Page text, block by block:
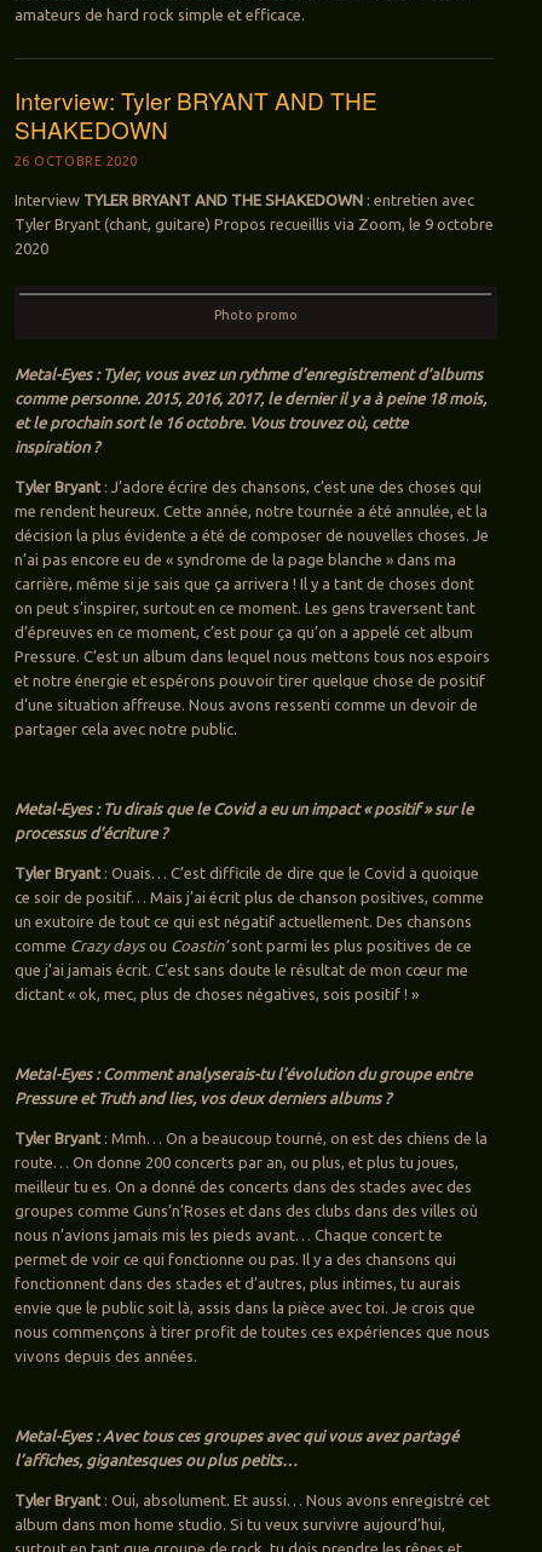
amateurs de hard rock simple et efficace.
Interview: Tyler BRYANT AND THE
SHAKEDOWN
26 OCTOBRE 2020
Interview TYLER BRYANT AND THE SHAKEDOWN : entretien avec
Tyler Bryant (chant, guitare) Propos recueillis via Zoom, le 9 octobre
2020
Photo promo
Metal-Eyes : Tyler, vous avez un rythme d’enregistrement d’albums
comme personne. 2015, 2016, 2017, le dernier il y a à peine 18 mois,
et le prochain sort le 16 octobre. Vous trouvez où, cette
inspiration ?
Tyler Bryant: J’adore écrire des chansons, c’est une des choses qui
me rendent heureux. Cette année, notre tournée a été annulée, et la
décision la plus évidente a été de composer de nouvelles choses. Je
n’ai pas encore eu de « syndrome de la page blanche » dans ma
carrière, même si je sais que ça arrivera ! Il y a tant de choses dont
on peut s’inspirer, surtout en ce moment. Les gens traversent tant
d’épreuves en ce moment, c’est pour ça qu’on a appelé cet album
Pressure. C’est un album dans lequel nous mettons tous nos espoirs
et notre énergie et espérons pouvoir tirer quelque chose de positif
d’une situation affreuse. Nous avons ressenti comme un devoir de
partager cela avec notre public.
Metal-Eyes : Tu dirais que le Covid a eu un impact « positif » sur le
processus d’écriture ?
Tyler Bryant: Ouais… C’est difficile de dire que le Covid a quoique
ce soir de positif… Mais j’ai écrit plus de chanson positives, comme
un exutoire de tout ce qui est négatif actuellement. Des chansons
comme Crazy daysou Coastin’sont parmi les plus positives de ce
que j’ai jamais écrit. C’est sans doute le résultat de mon cœur me
dictant « ok, mec, plus de choses négatives, sois positif ! »
Metal-Eyes : Comment analyserais-tu l’évolution du groupe entre
Pressure et Truth and lies, vos deux derniers albums ?
Tyler Bryant: Mmh… On a beaucoup tourné, on est des chiens de la
route… On donne 200 concerts par an, ou plus, et plus tu joues,
meilleur tu es. On a donné des concerts dans des stades avec des
groupes comme Guns’n’Roses et dans des clubs dans des villes où
nous n’avions jamais mis les pieds avant… Chaque concert te
permet de voir ce qui fonctionne ou pas. Il y a des chansons qui
fonctionnent dans des stades et d’autres, plus intimes, tu aurais
envie que le public soit là, assis dans la pièce avec toi. Je crois que
nous commençons à tirer profit de toutes ces expériences que nous
vivons depuis des années.
Metal-Eyes : Avec tous ces groupes avec qui vous avez partagé
l’affiches, gigantesques ou plus petits…
Tyler Bryant: Oui, absolument. Et aussi… Nous avons enregistré cet
album dans mon home studio. Si tu veux survivre aujourd’hui,
surtout en tant que groupe de rock, tu dois prendre les rênes et